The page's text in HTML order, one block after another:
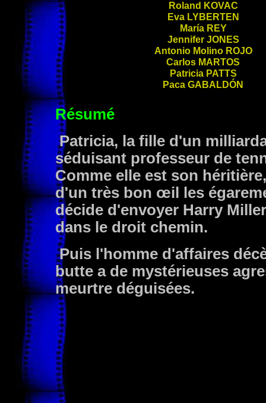
Roland KOVAC
Eva LYBERTEN
María REY
Jennifer JONES
Antonio Molino ROJO
Carlos MARTOS
Patricia PATTS
Paca GABALDÓN
Résumé
Patricia, la fille d'un
séduisant professeur de
Comme elle est son
d'un très bon œil les
décide d'envoyer Harry
dans le droit chemin.
Puis l'homme d'affaires
butte a de mystérieuses
meurtre déguisées.